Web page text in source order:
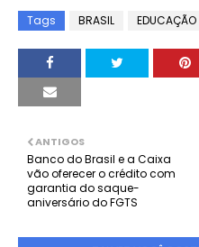
Tags BRASIL EDUCAÇÃO
ANTIGOS
Banco do Brasil e a Caixa
vão oferecer o crédito com
garantia do saque-
aniversário do FGTS